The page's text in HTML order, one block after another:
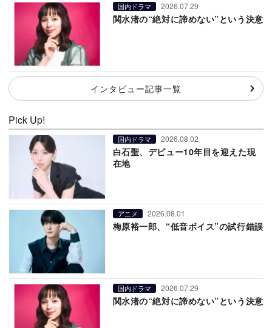
国内ドラマ 2026.07.29
関水渚の“絶対に諦めない”という決意
インタビュー記事一覧
Pick Up!
国内ドラマ 2026.08.02
白石聖、デビュー10年目を迎えた現
在地
アニメ 2026.08.01
梅原裕一郎、“低音ボイス”の試行錯誤
国内ドラマ 2026.07.29
関水渚の“絶対に諦めない”という決意